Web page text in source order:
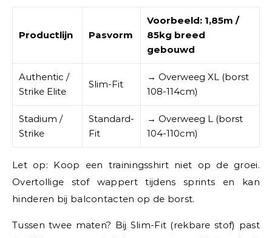
Productlijn Pasvorm
Voorbeeld: 1,85m /
85kg breed
gebouwd
Authentic /
Strike Elite
Slim-Fit
→ Overweeg XL (borst
108-114cm)
Stadium /
Strike
Standard-
Fit
→ Overweeg L (borst
104-110cm)
Let op: Koop een trainingsshirt niet op de groei.
Overtollige stof wappert tijdens sprints en kan
hinderen bij balcontacten op de borst.
Tussen twee maten? Bij Slim-Fit (rekbare stof) past